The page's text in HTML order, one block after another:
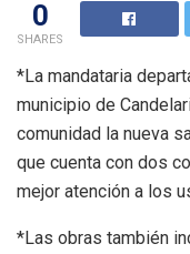
0
SHARES
*La mandataria
municipio de
comunidad la nueva
que cuenta con dos
mejor atención a los
*Las obras también